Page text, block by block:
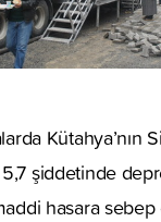
Kütahya’nın
şiddetinde
hasara